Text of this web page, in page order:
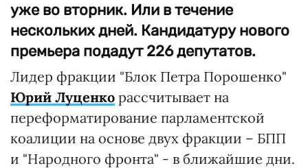
уже во вторник. Или в течение
нескольких дней. Кандидатуру нового
премьера подадут 226 депутатов.
Лидер фракции "Блок Петра Порошенко"
Юрий Луценко рассчитывает на
переформатирование парламентской
коалиции на основе двух фракции – БПП
и "Народного фронта" - в ближайшие дни.